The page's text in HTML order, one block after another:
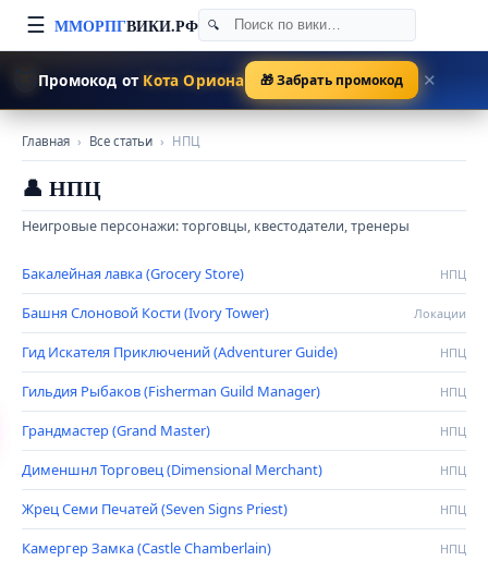
☰ ММОРПГВИКИ.РФ
Промокод от Кота Ориона 🎁 Забрать промокод ✕
Главная › Все статьи › НПЦ
👤 НПЦ
Неигровые персонажи: торговцы, квестодатели, тренеры
Бакалейная лавка (Grocery Store) НПЦ
Башня Слоновой Кости (Ivory Tower) Локации
Гид Искателя Приключений (Adventurer Guide) НПЦ
Гильдия Рыбаков (Fisherman Guild Manager) НПЦ
Грандмастер (Grand Master) НПЦ
Дименшнл Торговец (Dimensional Merchant) НПЦ
Жрец Семи Печатей (Seven Signs Priest) НПЦ
Камергер Замка (Castle Chamberlain) НПЦ